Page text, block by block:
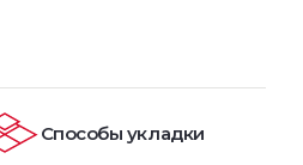
Способы укладки